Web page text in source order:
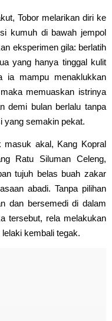
Tobor melarikan diri ke
kumuh di bawah jempol
eksperimen gila: berlatih
yang hanya tinggal kulit
ia mampu menaklukkan
memuaskan istrinya
demi bulan berlalu tanpa
yang semakin pekat.
masuk akal, Kang Kopral
Ratu Siluman Celeng,
tujuh belas buah zakar
abadi. Tanpa pilihan
dan bersemedi di dalam
tersebut, rela melakukan
kembali tegak.